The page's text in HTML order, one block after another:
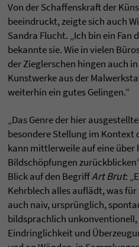
Von der Schaffenskraft der
beeindruckt, zeigte sich auch
Sandra Flucht. „Ich bin ein Fan
bekannte sie. Wie in vielen
der Zieglerschen hingen auch
Kunstwerke aus der
weiterhin ein gutes Gelingen.“
„Das Genre der hier
besondere Stellung im Kontext
kann mittlerweile auf eine über
Bildschöpfungen
Blick auf den BegriffArt Brut:
Kehrblech alles auflädt, was
auch naiv, ursprünglich,
bildsprachlich
Eindringlichkeit und